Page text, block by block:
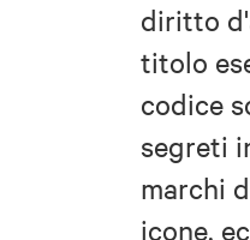
diritto
titolo
codice
segreti
marchi
icone,